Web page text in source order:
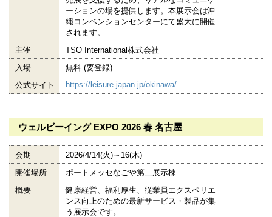
ーションの場を提供します。本展示会は沖
縄コンベンションセンターにて盛大に開催
されます。
主催
TSO International株式会社
入場
無料 (要登録)
公式サイト
https://leisure-japan.jp/okinawa/
ウェルビーイング EXPO 2026 春 名古屋
会期
2026/4/14(火)～16(木)
開催場所
ポートメッセなごや第二展示棟
概要
健康経営、福利厚生、従業員エクスペリエ
ンス向上のための最新サービス・製品が集
う展示会です。